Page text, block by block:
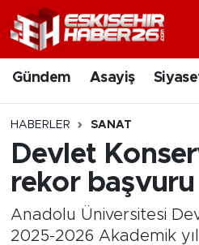
Gündem Asayiş
HABERLER SANAT
Devlet
rekor başvuru
Anadolu Üniversitesi
2025-2026 Akademik
Gündem
Asayiş
Siyaset
Spor
Sağlık
Nöbetçi Eczaneler
Hava Durumu
Trafik Durumu
Süper Lig Puan
Tüm Manşetler